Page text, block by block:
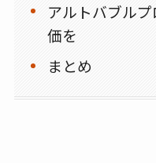
アルトバブル
価を
まとめ